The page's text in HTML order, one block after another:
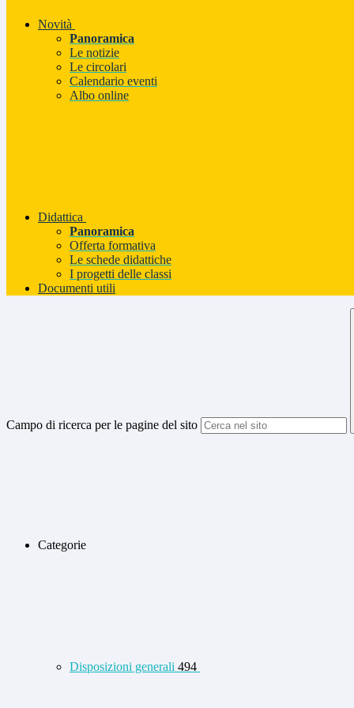
Novità
Panoramica
Le notizie
Le circolari
Calendario eventi
Albo online
Didattica
Panoramica
Offerta formativa
Le schede didattiche
I progetti delle classi
Documenti utili
Campo di ricerca per le pagine del sito
Categorie
Disposizioni generali 494